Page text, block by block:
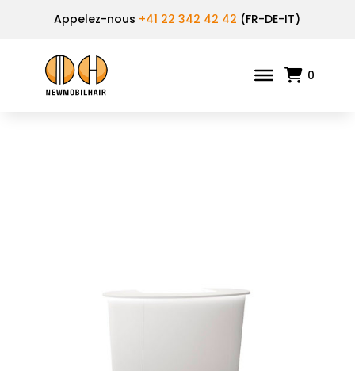
Appelez-nous +41 22 342 42 42 (FR-DE-IT)
0